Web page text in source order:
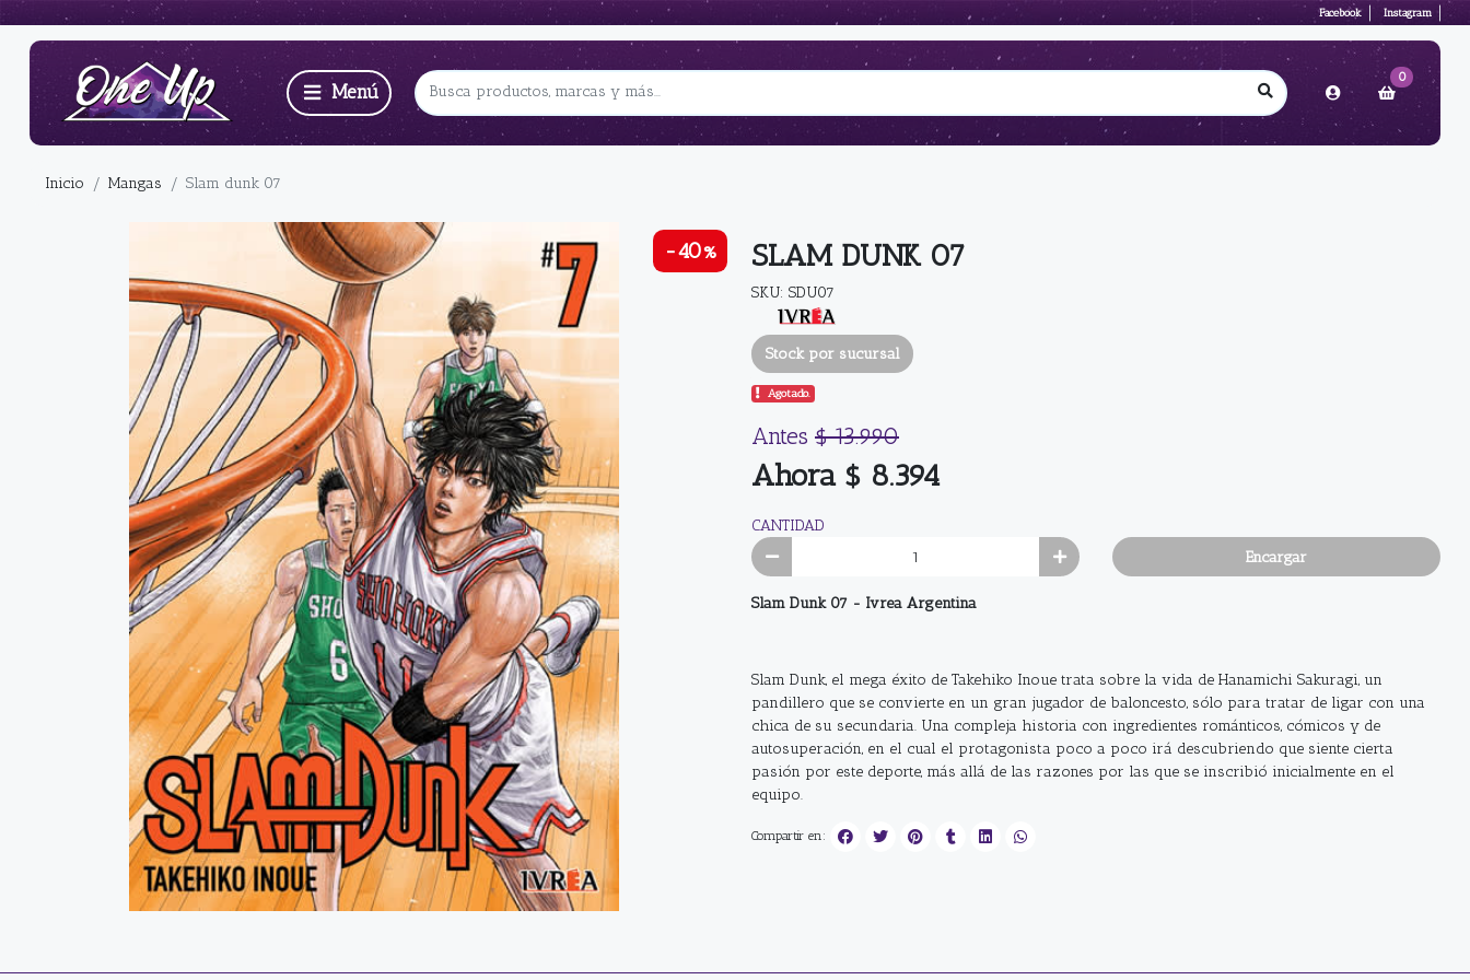
Facebook Instagram
0
Inicio Mangas Slam dunk 07
-40% SLAM DUNK 07
SKU: SDU07
Stock por sucursal
Agotado.
Antes $ 13.990
Ahora $ 8.394
CANTIDAD
Encargar
Slam Dunk 07 - Ivrea Argentina
Slam Dunk, el mega éxito de Takehiko Inoue trata sobre la vida de Hanamichi Sakuragi, un
pandillero que se convierte en un gran jugador de baloncesto, sólo para tratar de ligar con una
chica de su secundaria. Una compleja historia con ingredientes románticos, cómicos y de
autosuperación, en el cual el protagonista poco a poco irá descubriendo que siente cierta
pasión por este deporte, más allá de las razones por las que se inscribió inicialmente en el
equipo.
Compartir en: